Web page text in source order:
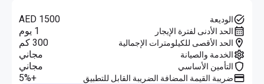
الوديعة AED 1500
الحد الأدنى لفترة الإيجار 1 يوم
الحد الأقصى للكيلومترات الإجمالية 300 كم
الخدمة والصيانة مجاني
التأمين الأساسي مجاني
ضريبة القيمة المضافة الضريبة القابل للتطبيق
+5%